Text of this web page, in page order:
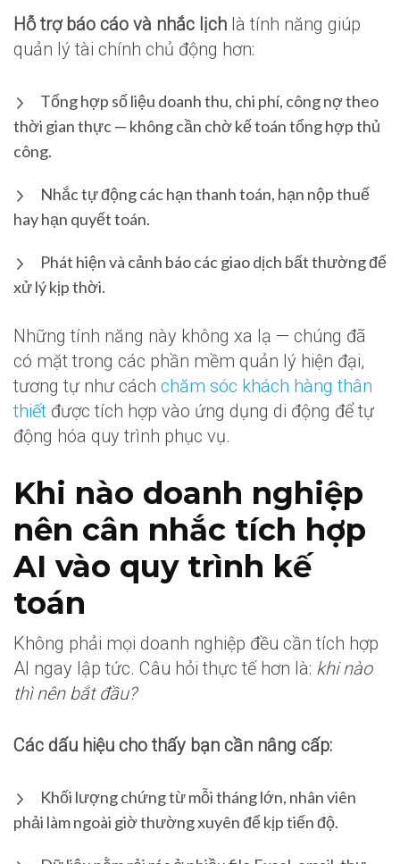
Hỗ trợ báo cáo và nhắc lịch là tính năng giúp
quản lý tài chính chủ động hơn:
Tổng hợp số liệu doanh thu, chi phí, công nợ theo
thời gian thực — không cần chờ kế toán tổng hợp thủ
công.
Nhắc tự động các hạn thanh toán, hạn nộp thuế
hay hạn quyết toán.
Phát hiện và cảnh báo các giao dịch bất thường để
xử lý kịp thời.
Những tính năng này không xa lạ — chúng đã
có mặt trong các phần mềm quản lý hiện đại,
tương tự như cách chăm sóc khách hàng thân
thiết được tích hợp vào ứng dụng di động để tự
động hóa quy trình phục vụ.
Khi nào doanh nghiệp
nên cân nhắc tích hợp
AI vào quy trình kế
toán
Không phải mọi doanh nghiệp đều cần tích hợp
AI ngay lập tức. Câu hỏi thực tế hơn là: khi nào
thì nên bắt đầu?
Các dấu hiệu cho thấy bạn cần nâng cấp:
Khối lượng chứng từ mỗi tháng lớn, nhân viên
phải làm ngoài giờ thường xuyên để kịp tiến độ.